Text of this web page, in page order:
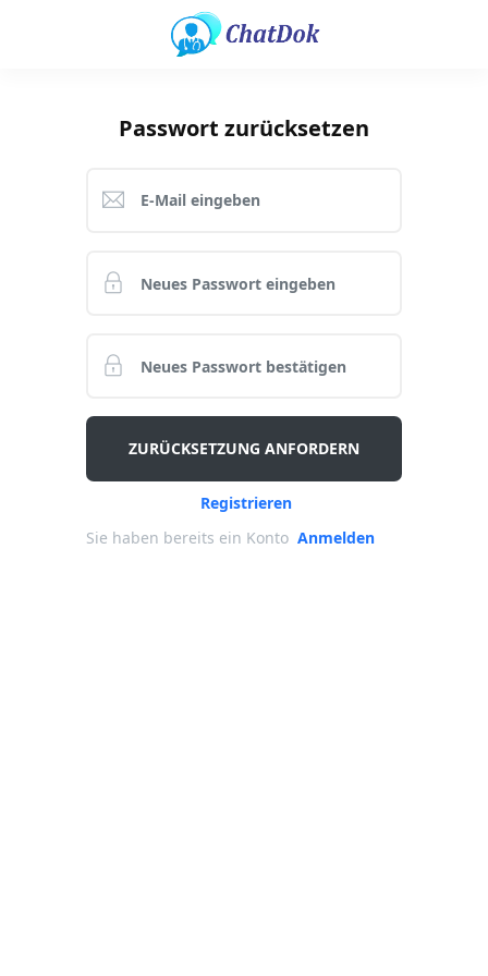
Passwort zurücksetzen
ZURÜCKSETZUNG ANFORDERN
Registrieren
Sie haben bereits ein Konto Anmelden